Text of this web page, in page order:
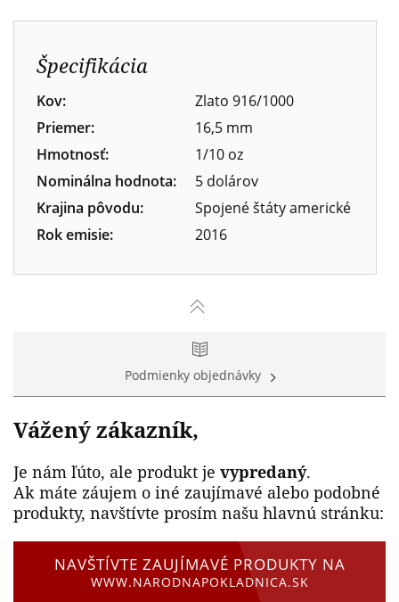
Špecifikácia
Kov:
Zlato 916/1000
Priemer:
16,5 mm
Hmotnosť:
1/10 oz
Nominálna hodnota:
5 dolárov
Krajina pôvodu:
Spojené štáty americké
Rok emisie:
2016
Podmienky objednávky
Vážený zákazník,
Je nám ľúto, ale produkt je vypredaný.
Ak máte záujem o iné zaujímavé alebo podobné
produkty, navštívte prosím našu hlavnú stránku:
NAVŠTÍVTE ZAUJÍMAVÉ PRODUKTY NA
WWW.NARODNAPOKLADNICA.SK